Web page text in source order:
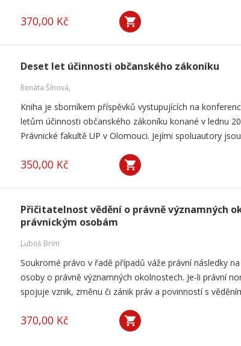
370,00 Kč
Deset let účinnosti občanského zákoníku
Renáta Šínová,
Kniha je sborníkem příspěvků vystupujících na
letům účinnosti občanského zákoníku konané v lednu
Právnické fakultě UP v Olomouci. Jejími spoluautory
350,00 Kč
Přičitatelnost vědění o právně významných
právnickým osobám
Luboš Brim
Soukromé právo v řadě případů váže právní následky
osoby o právně významných okolnostech. Je-li právní
spojuje vznik, změnu či zánik práv a povinností s
370,00 Kč